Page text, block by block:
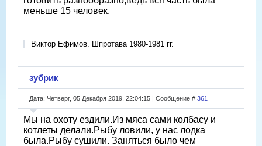
меньше 15 человек.
Виктор Ефимов. Шпротава 1980-1981 гг.
зубрик
Дата: Четверг, 05 Декабря 2019, 22:04:15 | Сообщение # 361
Мы на охоту ездили.Из мяса сами колбасу и
котлеты делали.Рыбу ловили, у нас лодка
была.Рыбу сушили. Заняться было чем